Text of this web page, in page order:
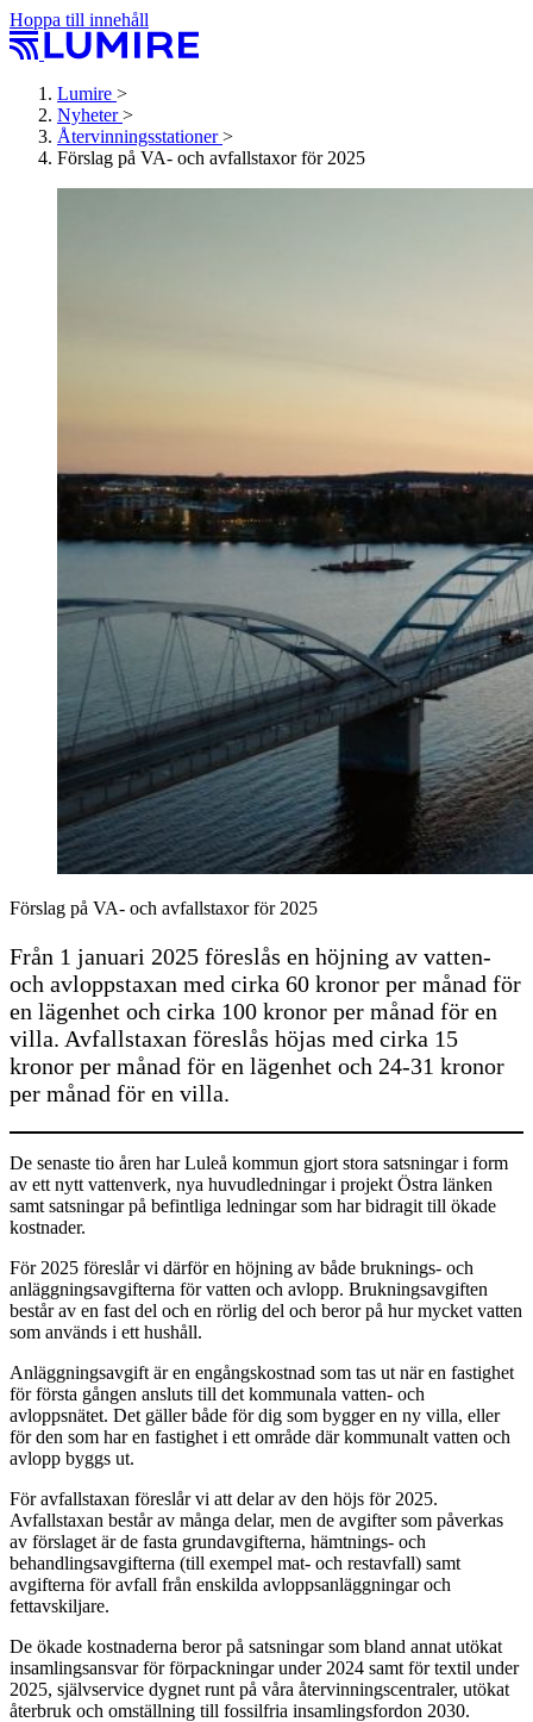
Hoppa till innehåll
Lumire >
Nyheter >
Återvinningsstationer >
Förslag på VA- och avfallstaxor för 2025
Förslag på VA- och avfallstaxor för 2025
Från 1 januari 2025 föreslås en höjning av vatten-
och avloppstaxan med cirka 60 kronor per månad för
en lägenhet och cirka 100 kronor per månad för en
villa. Avfallstaxan föreslås höjas med cirka 15
kronor per månad för en lägenhet och 24-31 kronor
per månad för en villa.
De senaste tio åren har Luleå kommun gjort stora satsningar i form
av ett nytt vattenverk, nya huvudledningar i projekt Östra länken
samt satsningar på befintliga ledningar som har bidragit till ökade
kostnader.
För 2025 föreslår vi därför en höjning av både bruknings- och
anläggningsavgifterna för vatten och avlopp. Brukningsavgiften
består av en fast del och en rörlig del och beror på hur mycket vatten
som används i ett hushåll.
Anläggningsavgift är en engångskostnad som tas ut när en fastighet
för första gången ansluts till det kommunala vatten- och
avloppsnätet. Det gäller både för dig som bygger en ny villa, eller
för den som har en fastighet i ett område där kommunalt vatten och
avlopp byggs ut.
För avfallstaxan föreslår vi att delar av den höjs för 2025.
Avfallstaxan består av många delar, men de avgifter som påverkas
av förslaget är de fasta grundavgifterna, hämtnings- och
behandlingsavgifterna (till exempel mat- och restavfall) samt
avgifterna för avfall från enskilda avloppsanläggningar och
fettavskiljare.
De ökade kostnaderna beror på satsningar som bland annat utökat
insamlingsansvar för förpackningar under 2024 samt för textil under
2025, självservice dygnet runt på våra återvinningscentraler, utökat
återbruk och omställning till fossilfria insamlingsfordon 2030.